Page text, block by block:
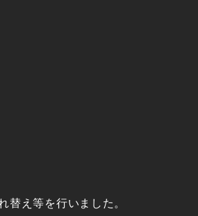
替え等を行いました。